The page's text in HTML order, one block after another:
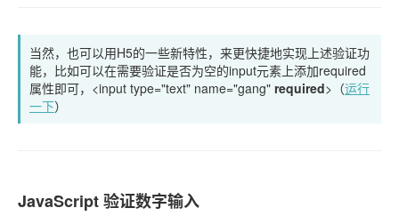
当然，也可以用H5的一些新特性，来更快捷地实现上述验证功
能，比如可以在需要验证是否为空的input元素上添加required
属性即可，<input type="text" name="gang" required>（运行
一下）
JavaScript 验证数字输入